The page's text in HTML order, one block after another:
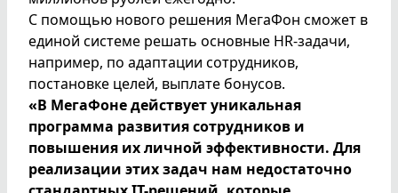
С помощью нового решения МегаФон сможет в
единой системе решать основные HR-задачи,
например, по адаптации сотрудников,
постановке целей, выплате бонусов.
«В МегаФоне действует уникальная
программа развития сотрудников и
повышения их личной эффективности. Для
реализации этих задач нам недостаточно